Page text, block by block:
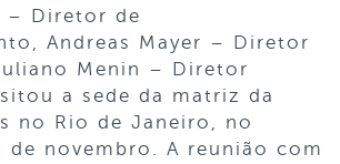
– Diretor de
Andreas Mayer – Diretor
Menin – Diretor
a sede da matriz da
no Rio de Janeiro, no
novembro. A reunião com